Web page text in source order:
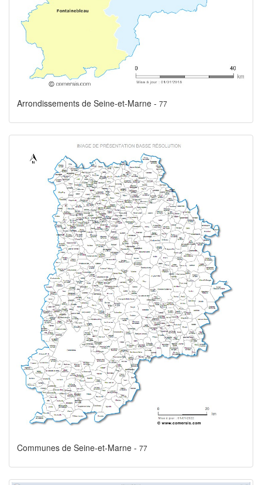
Arrondissements de Seine-et-Marne - 77
Communes de Seine-et-Marne - 77